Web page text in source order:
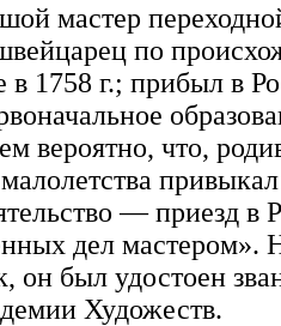
мастер
по
в 1758 г.; прибыл в
вероятно, что,
— приезд в
дел мастером».
он был удостоен
Художеств.